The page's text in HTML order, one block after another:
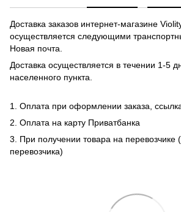
Доставка заказов интернет-магазине
осуществляется следующими
Новая почта.
Доставка осуществляется в течении 1-5
населенного пункта.
1. Оплата при оформлении заказа,
2. Оплата на карту Приватбанка
3. При получении товара на перевозчике
перевозчика)